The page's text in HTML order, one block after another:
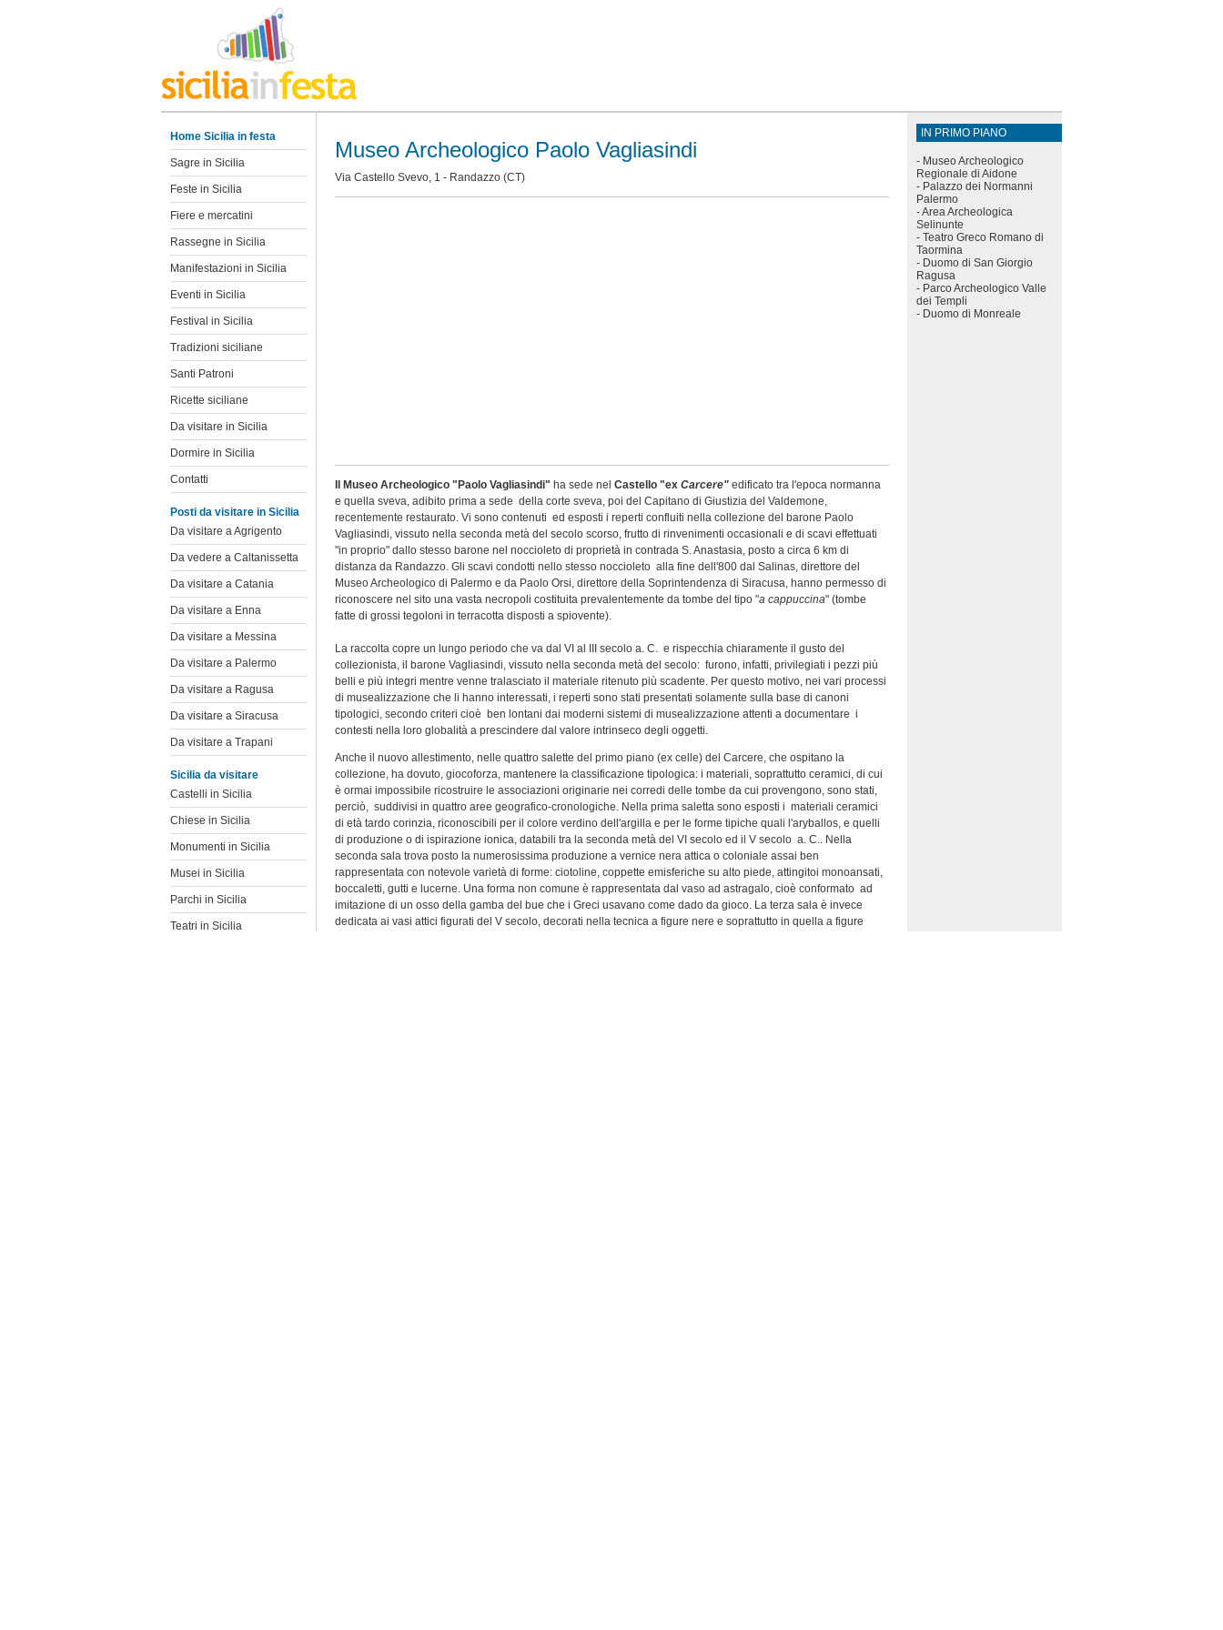
Museo Archeologico Paolo Vagliasindi
Via Castello Svevo, 1 - Randazzo (CT)
Il Museo Archeologico "Paolo Vagliasindi" ha sede nel Castello "ex Carcere" edificato tra l'epoca normanna
e quella sveva, adibito prima a sede della corte sveva, poi del Capitano di Giustizia del Valdemone,
recentemente restaurato. Vi sono contenuti ed esposti i reperti confluiti nella collezione del barone Paolo
Vagliasindi, vissuto nella seconda metà del secolo scorso, frutto di rinvenimenti occasionali e di scavi effettuati
"in proprio" dallo stesso barone nel noccioleto di proprietà in contrada S. Anastasia, posto a circa 6 km di
distanza da Randazzo. Gli scavi condotti nello stesso noccioleto alla fine dell'800 dal Salinas, direttore del
Museo Archeologico di Palermo e da Paolo Orsi, direttore della Soprintendenza di Siracusa, hanno permesso di
riconoscere nel sito una vasta necropoli costituita prevalentemente da tombe del tipo "a cappuccina" (tombe
fatte di grossi tegoloni in terracotta disposti a spiovente).
La raccolta copre un lungo periodo che va dal VI al III secolo a. C. e rispecchia chiaramente il gusto del
collezionista, il barone Vagliasindi, vissuto nella seconda metà del secolo: furono, infatti, privilegiati i pezzi più
belli e più integri mentre venne tralasciato il materiale ritenuto più scadente. Per questo motivo, nei vari processi
di musealizzazione che li hanno interessati, i reperti sono stati presentati solamente sulla base di canoni
tipologici, secondo criteri cioè ben lontani dai moderni sistemi di musealizzazione attenti a documentare i
contesti nella loro globalità a prescindere dal valore intrinseco degli oggetti.
Anche il nuovo allestimento, nelle quattro salette del primo piano (ex celle) del Carcere, che ospitano la
collezione, ha dovuto, giocoforza, mantenere la classificazione tipologica: i materiali, soprattutto ceramici, di cui
è ormai impossibile ricostruire le associazioni originarie nei corredi delle tombe da cui provengono, sono stati,
perciò, suddivisi in quattro aree geografico-cronologiche. Nella prima saletta sono esposti i materiali ceramici
di età tardo corinzia, riconoscibili per il colore verdino dell'argilla e per le forme tipiche quali l'aryballos, e quelli
di produzione o di ispirazione ionica, databili tra la seconda metà del VI secolo ed il V secolo a. C.. Nella
seconda sala trova posto la numerosissima produzione a vernice nera attica o coloniale assai ben
rappresentata con notevole varietà di forme: ciotoline, coppette emisferiche su alto piede, attingitoi monoansati,
boccaletti, gutti e lucerne. Una forma non comune è rappresentata dal vaso ad astragalo, cioè conformato ad
imitazione di un osso della gamba del bue che i Greci usavano come dado da gioco. La terza sala è invece
dedicata ai vasi attici figurati del V secolo, decorati nella tecnica a figure nere e soprattutto in quella a figure
Home Sicilia in festa
Sagre in Sicilia
Feste in Sicilia
Fiere e mercatini
Rassegne in Sicilia
Manifestazioni in Sicilia
Eventi in Sicilia
Festival in Sicilia
Tradizioni siciliane
Santi Patroni
Ricette siciliane
Da visitare in Sicilia
Dormire in Sicilia
Contatti
Posti da visitare in Sicilia
Da visitare a Agrigento
Da vedere a Caltanissetta
Da visitare a Catania
Da visitare a Enna
Da visitare a Messina
Da visitare a Palermo
Da visitare a Ragusa
Da visitare a Siracusa
Da visitare a Trapani
Sicilia da visitare
Castelli in Sicilia
Chiese in Sicilia
Monumenti in Sicilia
Musei in Sicilia
Parchi in Sicilia
Teatri in Sicilia
IN PRIMO PIANO
- Museo Archeologico
Regionale di Aidone
- Palazzo dei Normanni
Palermo
-Area Archeologica
Selinunte
- Teatro Greco Romano di
Taormina
- Duomo di San Giorgio
Ragusa
- Parco Archeologico Valle
dei Templi
- Duomo di Monreale